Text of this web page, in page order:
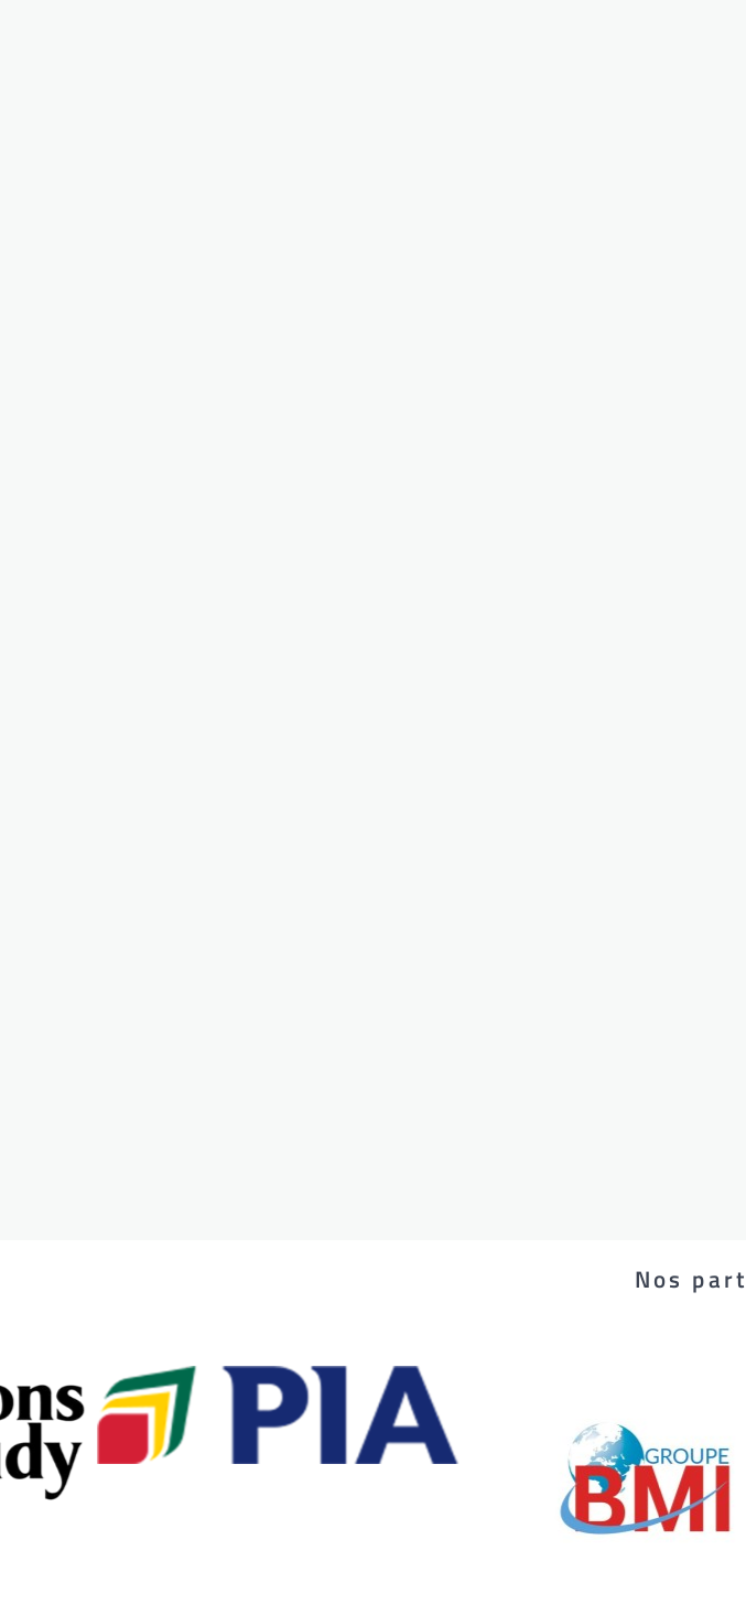
Nos
Let's chat on WhatsApp
Bienvenue sur civilemagazine ,
dites nous en quoi nous
pouvons vous aidez